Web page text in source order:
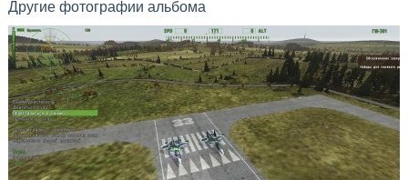
Другие фотографии альбома